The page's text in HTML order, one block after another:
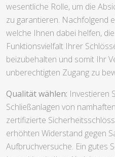
wesentliche Rolle, um die
zu garantieren. Nachfolgend
welche Ihnen dabei helfen,
Funktionsvielfalt Ihrer
beizubehalten und somit Ihr
unberechtigten Zugang zu
Qualität wählen: Investieren
Schließanlagen von
zertifizierte
erhöhten Widerstand gegen
Aufbruchversuche. Ein gutes